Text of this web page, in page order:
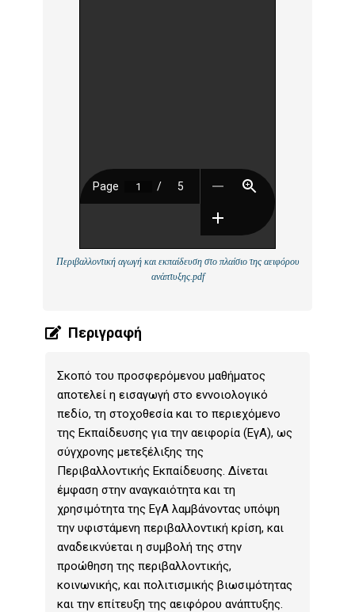
Περιβαλλοντική αγωγή και εκπαίδευση στο πλαίσιο της αειφόρου
ανάπτυξης.pdf
Περιγραφή
Σκοπό του προσφερόμενου μαθήματος
αποτελεί η εισαγωγή στο εννοιολογικό
πεδίο, τη στοχοθεσία και το περιεχόμενο
της Εκπαίδευσης για την αειφορία (ΕγΑ), ως
σύγχρονης μετεξέλιξης της
Περιβαλλοντικής Εκπαίδευσης. Δίνεται
έμφαση στην αναγκαιότητα και τη
χρησιμότητα της ΕγΑ λαμβάνοντας υπόψη
την υφιστάμενη περιβαλλοντική κρίση, και
αναδεικνύεται η συμβολή της στην
προώθηση της περιβαλλοντικής,
κοινωνικής, και πολιτισμικής βιωσιμότητας
και την επίτευξη της αειφόρου ανάπτυξης.